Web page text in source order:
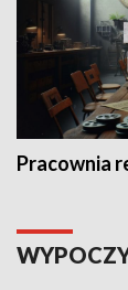
Pracownia